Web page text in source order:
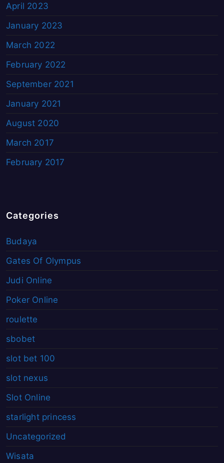
April 2023
January 2023
March 2022
February 2022
September 2021
January 2021
August 2020
March 2017
February 2017
Categories
Budaya
Gates Of Olympus
Judi Online
Poker Online
roulette
sbobet
slot bet 100
slot nexus
Slot Online
starlight princess
Uncategorized
Wisata